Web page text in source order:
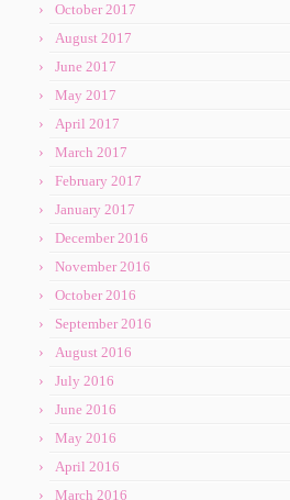
October 2017
August 2017
June 2017
May 2017
April 2017
March 2017
February 2017
January 2017
December 2016
November 2016
October 2016
September 2016
August 2016
July 2016
June 2016
May 2016
April 2016
March 2016